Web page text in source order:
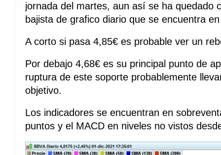
jornada del martes, aun así se ha quedado
bajista de grafico diario que se encuentra
A corto si pasa 4,85€ es probable ver un
Por debajo 4,68€ es su principal punto de
ruptura de este soporte probablemente
objetivo.
Los indicadores se encuentran en
puntos y el MACD en niveles no vistos